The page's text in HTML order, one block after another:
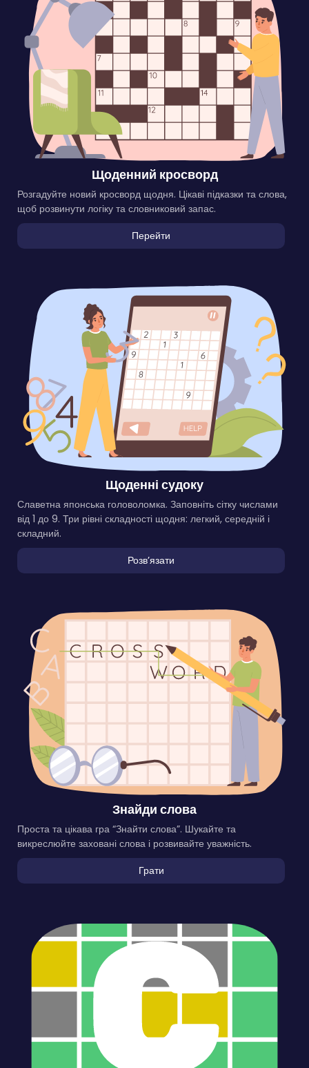
Щоденний кросворд
Розгадуйте новий кросворд щодня. Цікаві підказки та слова,
щоб розвинути логіку та словниковий запас.
Перейти
Щоденні судоку
Славетна японська головоломка. Заповніть сітку числами
від 1 до 9. Три рівні складності щодня: легкий, середній і
складний.
Розвʼязати
Знайди слова
Проста та цікава гра “Знайти слова”. Шукайте та
викреслюйте заховані слова і розвивайте уважність.
Грати